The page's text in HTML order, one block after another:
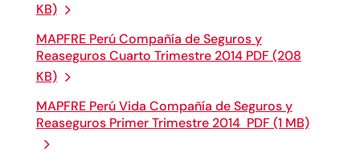
KB)
MAPFRE Perú Compañía de Seguros y
Reaseguros Cuarto Trimestre 2014 PDF (208
KB)
MAPFRE Perú Vida Compañía de Seguros y
Reaseguros Primer Trimestre 2014 PDF (1 MB)